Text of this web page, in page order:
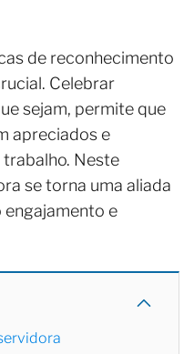
de reconhecimento
Celebrar
sejam, permite que
apreciados e
Neste
se torna uma aliada
e